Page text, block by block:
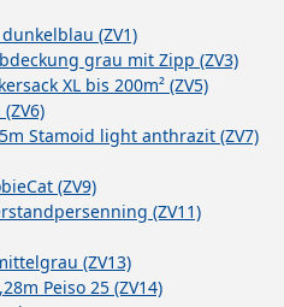
(ZV1)
grau mit Zipp (ZV3)
XL bis 200m² (ZV5)
Stamoid light anthrazit (ZV7)
(ZV9)
(ZV11)
(ZV13)
Peiso 25 (ZV14)